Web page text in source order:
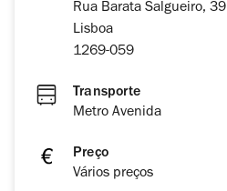
Rua Barata Salgueiro, 39
Lisboa
1269-059
Transporte
Metro Avenida
Preço
Vários preços